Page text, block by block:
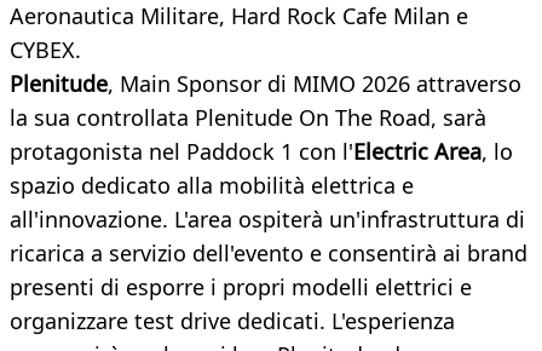
Aeronautica Militare, Hard Rock Cafe Milan e
CYBEX.
Plenitude, Main Sponsor di MIMO 2026 attraverso
la sua controllata Plenitude On The Road, sarà
protagonista nel Paddock 1 con l'Electric Area, lo
spazio dedicato alla mobilità elettrica e
all'innovazione. L'area ospiterà un'infrastruttura di
ricarica a servizio dell'evento e consentirà ai brand
presenti di esporre i propri modelli elettrici e
organizzare test drive dedicati. L'esperienza